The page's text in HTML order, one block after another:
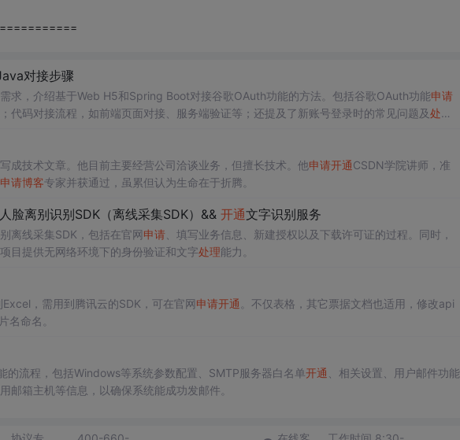
对接步骤
求，介绍基于Web H5和Spring Boot对接谷歌OAuth功能的方法。包括谷歌OAuth功能申请
代码对接流程，如前端页面对接、服务端验证等；还提及了新账号登录时的常见问题及处理
成技术文章。他目前主要经营公司洽谈业务，但擅长技术。他申请开通CSDN学院讲师，准
申请博客专家并获通过，虽累但认为生命在于折腾。
脸离别识别SDK（离线采集SDK）&& 开通文字识别服务
离线采集SDK，包括在官网申请、填写业务信息、新建授权以及下载许可证的过程。同时，
目提供无网络环境下的身份验证和文字处理能力。
，需用到腾讯云的SDK，可在官网申请开通 。不仅表格，其它票据文档也适用，修改api
名命名。
的流程，包括Windows等系统参数配置、SMTP服务器白名单开通 、相关设置、用户邮件功能
邮箱主机等信息，以确保系统能成功发邮件。